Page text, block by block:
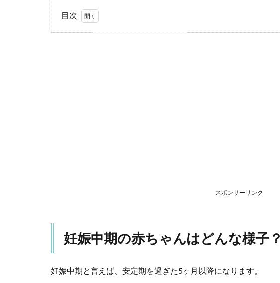
目次
中期
から
線予
防！
スポンサーリンク
妊娠中期の赤ちゃんはどんな様子？
妊娠中期と言えば、安定期を過ぎた5ヶ月以降になります。